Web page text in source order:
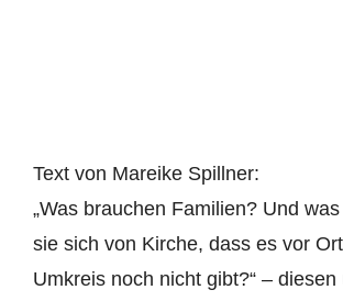
Text von Mareike Spillner:
„Was brauchen Familien? Und
sie sich von Kirche, dass es vor
Umkreis noch nicht gibt?“ –